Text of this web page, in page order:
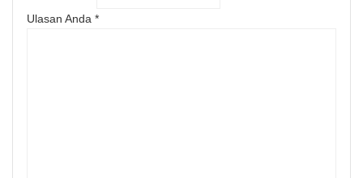
Ulasan Anda *